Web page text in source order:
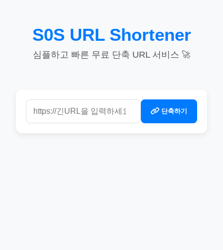
S0S URL Shortener
심플하고 빠른 무료 단축 URL 서비스 🚀
단축하기